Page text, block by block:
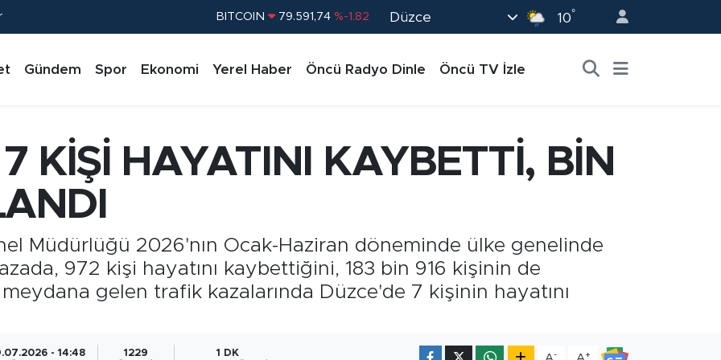
BITCOIN 79.591,74 %-1.82
EURO 53,38690 %0.19
BİST100 14.598,00 %0
Düzce 10°
Gündem Spor Ekonomi Yerel Haber Öncü Radyo Dinle Öncü TV İzle
KİŞİ HAYATINI KAYBETTİ, BİN
Müdürlüğü 2026'nın Ocak-Haziran döneminde ülke genelinde
972 kişi hayatını kaybettiğini, 183 bin 916 kişinin de
gelen trafik kazalarında Düzce'de 7 kişinin hayatını
- 14:48 1229 1 DK - +